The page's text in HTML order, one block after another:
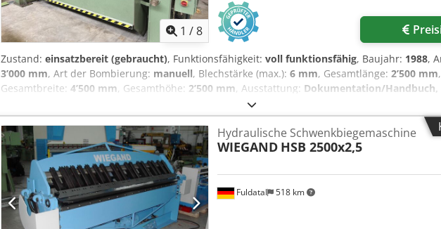
1 /8
Zustand: einsatzbereit (gebraucht), Funktionsfähigkeit: voll funktionsfähig, Baujahr: 1988,
3’000 mm, Art der Bombierung: manuell, Blechstärke (max.): 6 mm, Gesamtlänge: 2’500 mm,
Gesamtbreite: 4’500 mm, Gesamthöhe: 2’500 mm, Ausstattung: Dokumentation/Handbuch,
, Hydraulische Schwenkbiegemaschine Fab. KRAMER Typ. AMautVIIhy3000 Bj.
Dkedpfjy T R Swex Ahqjr Technische Daten Fabrikat: KRAMER Typ: AMautVIIhy3000 Baujahr:
Nutzlänge: 3030 mm Blechdicke: 6 mm Hub ca. 300mm Abmessungen: ca. LBH 4,5 x 2,5 x
Ausstattung: • Biegewinkeleinstellung über Potentiometer ! • Gesteuerter Hinteranschlag
Geißfusswerkzeug • Biegeschiene + Verstärkungsschiene • Manuell einstellbare Bombierung •
Dokumentation Alle Angaben ohne Gewähr. Eine Vorführung ist jederzeit in unserer
möglich.
Fuldatal 518 km
Hydraulische Schwenkbiegemaschine
WIEGAND HSB 2500x2,5